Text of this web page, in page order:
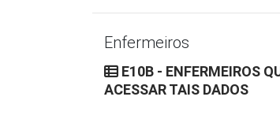
Enfermeiros
E10B - ENFERMEIROS
ACESSAR TAIS DADOS